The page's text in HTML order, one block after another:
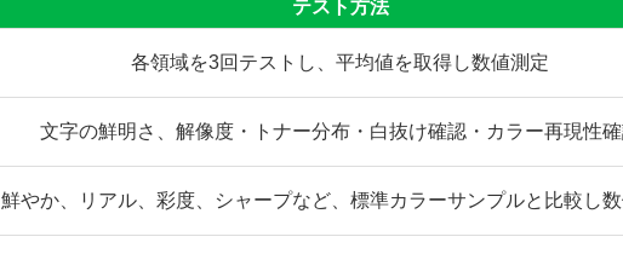
テスト方法
各領域を3回テストし、平均値を取得し数値測定
文字の鮮明さ、解像度・トナー分布・白抜け確認・カラー再現性
鮮やか、リアル、彩度、シャープなど、標準カラーサンプルと比較し